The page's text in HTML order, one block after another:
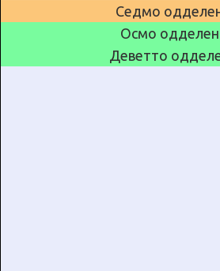
Седмо
Осмо
Деветто